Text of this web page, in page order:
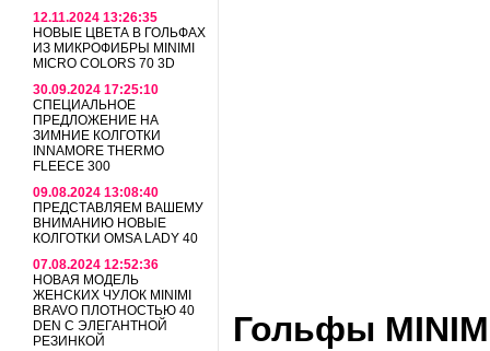
12.11.2024 13:26:35
НОВЫЕ ЦВЕТА В ГОЛЬФАХ
ИЗ МИКРОФИБРЫ MINIMI
MICRO COLORS 70 3D
30.09.2024 17:25:10
СПЕЦИАЛЬНОЕ
ПРЕДЛОЖЕНИЕ НА
ЗИМНИЕ КОЛГОТКИ
INNAMORE THERMO
FLEECE 300
09.08.2024 13:08:40
ПРЕДСТАВЛЯЕМ ВАШЕМУ
ВНИМАНИЮ НОВЫЕ
КОЛГОТКИ OMSA LADY 40
07.08.2024 12:52:36
НОВАЯ МОДЕЛЬ
ЖЕНСКИХ ЧУЛОК MINIMI
BRAVO ПЛОТНОСТЬЮ 40
DEN С ЭЛЕГАНТНОЙ
РЕЗИНКОЙ
Гольфы